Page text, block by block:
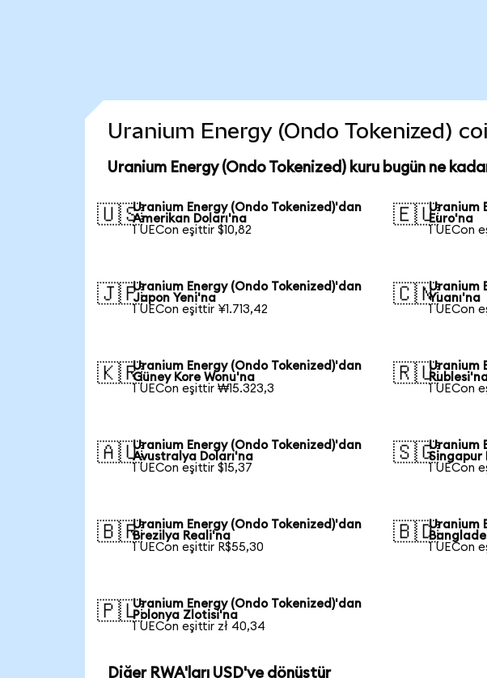
Uranium Energy (Ondo Tokenized)
Uranium Energy (Ondo Tokenized) kuru bugün ne
🇺🇸Uranium Energy (Ondo Tokenized)'dan
Amerikan Doları'na
1 UECon eşittir $10,82
🇪🇺Uranium
Euro'na
1 UECon
🇯🇵Uranium Energy (Ondo Tokenized)'dan
Japon Yeni'na
1 UECon eşittir ¥1.713,42
🇨🇳Uranium
Yuanı'na
1 UECon
🇰🇷Uranium Energy (Ondo Tokenized)'dan
Güney Kore Wonu'na
1 UECon eşittir ₩15.323,3
🇷🇺Uranium
1 UECon
🇦🇺Uranium Energy (Ondo Tokenized)'dan
Avustralya Doları'na
1 UECon eşittir $15,37
🇸🇬Uranium
Singapur
1 UECon
🇧🇷Uranium Energy (Ondo Tokenized)'dan
Brezilya Reali'na
1 UECon eşittir R$55,30
🇧🇩Uranium
1 UECon
🇵🇱Uranium Energy (Ondo Tokenized)'dan
Polonya Zlotisi'na
1 UECon eşittir zł 40,34
Diğer RWA'ları USD'ye dönüştür